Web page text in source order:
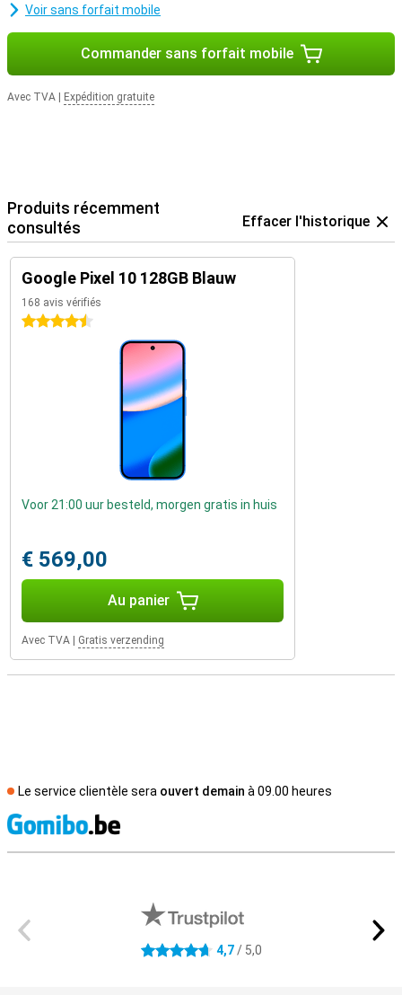
Voir sans forfait mobile
Commander sans forfait mobile
Avec TVA Expédition gratuite
Produits récemment
consultés
Effacer l'historique
Google Pixel 10 128GB Blauw
168 avis vérifiés
4.5 étoiles
Voor 21:00 uur besteld, morgen gratis in huis
€ 569,00
Au panier
Avec TVA Gratis verzending
Le service clientèle sera ouvert demain à 09.00 heures
4.7 étoiles 4,7/ 5,0